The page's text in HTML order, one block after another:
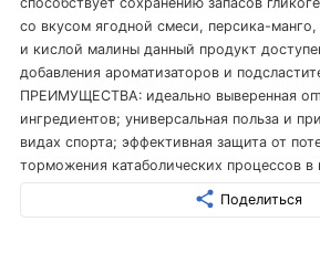
со вкусом ягодной смеси, персика-
и кислой малины данный продукт
добавления ароматизаторов и
ПРЕИМУЩЕСТВА: идеально выверенная
ингредиентов; универсальная польза и
видах спорта; эффективная защита от
торможения катаболических процессов
Поделиться